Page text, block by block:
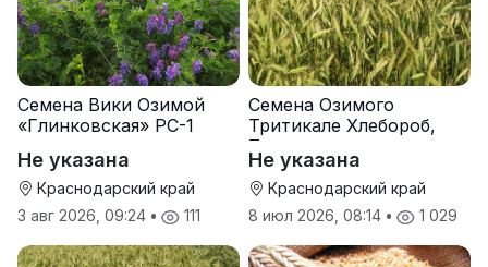
Семена Вики Озимой
«Глинковская» РС-1
Не указана
Краснодарский край
3 авг 2026, 09:24 • 111
Семена Озимого
Тритикале Хлебороб,
Тихон
Не указана
Краснодарский край
8 июл 2026, 08:14 • 1 029